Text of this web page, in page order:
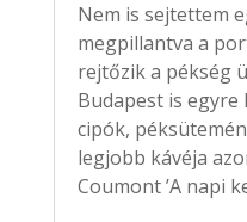
Nem is sejtettem
megpillantva a
rejtőzik a pékség
Budapest is egyre
cipók,
legjobb kávéja
Coumont ’A napi